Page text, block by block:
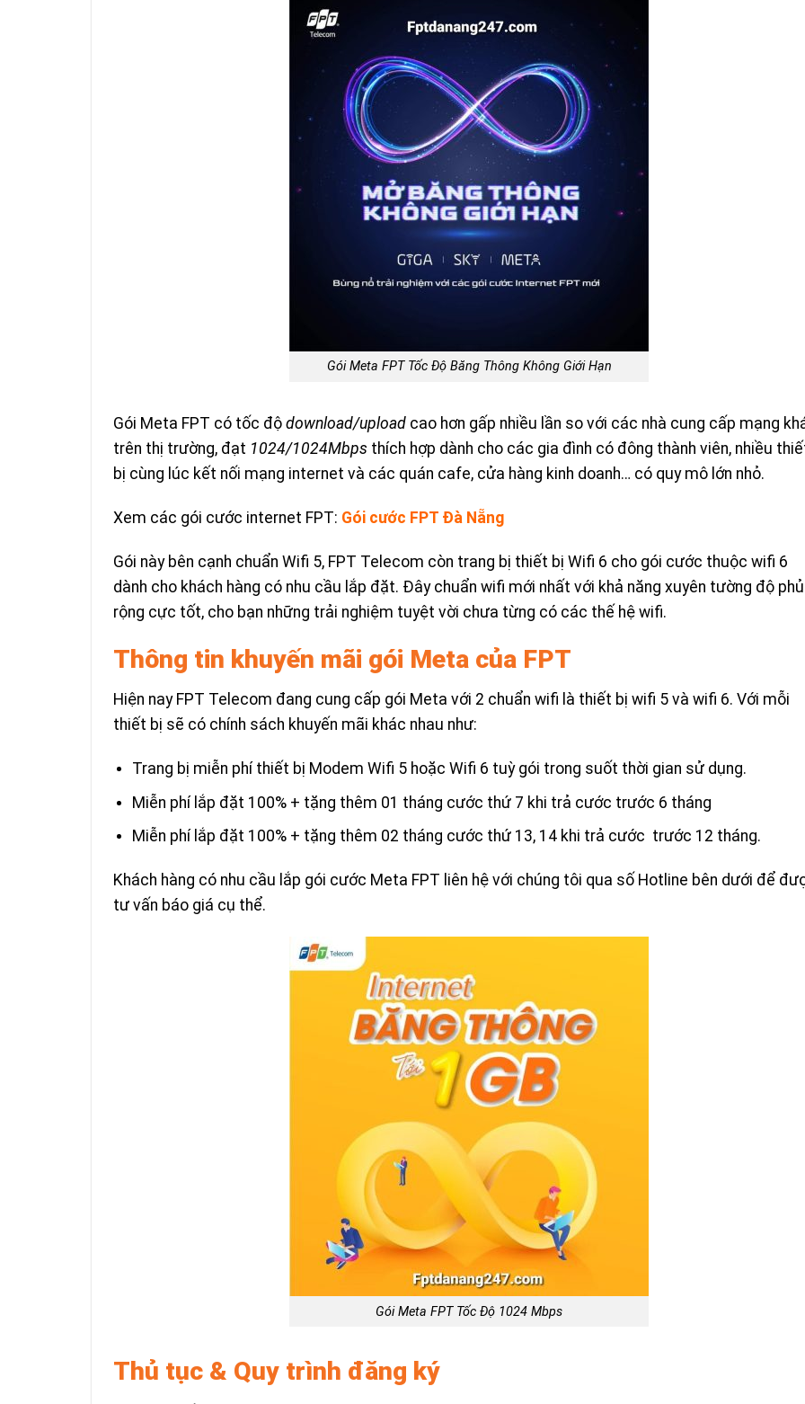
Gói Meta FPT Tốc Độ Băng Thông Không Giới Hạn
Gói Meta FPT có tốc độ download/upload cao hơn gấp nhiều lần so với các nhà cung cấp mạng
trên thị trường, đạt 1024/1024Mbps thích hợp dành cho các gia đình có đông thành viên, nhiều
bị cùng lúc kết nối mạng internet và các quán cafe, cửa hàng kinh doanh… có quy mô lớn nhỏ.
Xem các gói cước internet FPT: Gói cước FPT Đà Nẵng
Gói này bên cạnh chuẩn Wifi 5, FPT Telecom còn trang bị thiết bị Wifi 6 cho gói cước thuộc wifi 6
dành cho khách hàng có nhu cầu lắp đặt. Đây chuẩn wifi mới nhất với khả năng xuyên tường độ phủ
rộng cực tốt, cho bạn những trải nghiệm tuyệt vời chưa từng có các thế hệ wifi.
Thông tin khuyến mãi gói Meta của FPT
Hiện nay FPT Telecom đang cung cấp gói Meta với 2 chuẩn wifi là thiết bị wifi 5 và wifi 6. Với mỗi
thiết bị sẽ có chính sách khuyến mãi khác nhau như:
Trang bị miễn phí thiết bị Modem Wifi 5 hoặc Wifi 6 tuỳ gói trong suốt thời gian sử dụng.
Miễn phí lắp đặt 100% + tặng thêm 01 tháng cước thứ 7 khi trả cước trước 6 tháng
Miễn phí lắp đặt 100% + tặng thêm 02 tháng cước thứ 13, 14 khi trả cước trước 12 tháng.
Khách hàng có nhu cầu lắp gói cước Meta FPT liên hệ với chúng tôi qua số Hotline bên dưới để
tư vấn báo giá cụ thể.
Gói Meta FPT Tốc Độ 1024 Mbps
Thủ tục & Quy trình đăng ký